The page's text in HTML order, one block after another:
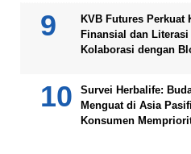
KVB Futures Perkuat
Finansial dan
Kolaborasi dengan
Survei Herbalife:
Menguat di Asia
Konsumen